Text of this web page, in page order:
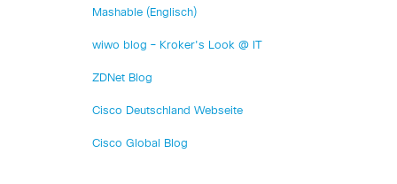
Mashable (Englisch)
wiwo blog – Kroker's Look @ IT
ZDNet Blog
Cisco Deutschland Webseite
Cisco Global Blog